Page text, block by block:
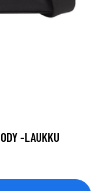
-LAUKKU